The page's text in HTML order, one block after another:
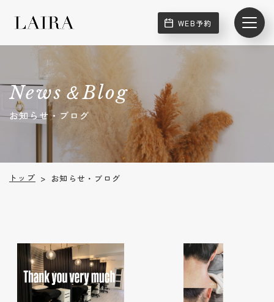
WEB予約
News＆Blog
お知らせ・ブログ
トップ > お知らせ・ブログ